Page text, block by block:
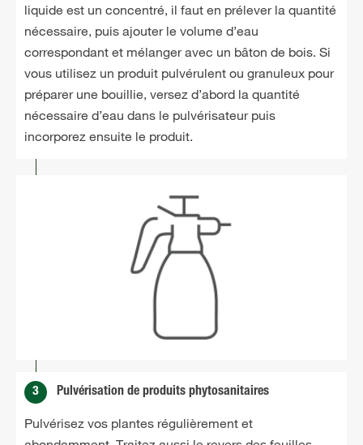
liquide est un concentré, il faut en prélever la quantité
nécessaire, puis ajouter le volume d’eau
correspondant et mélanger avec un bâton de bois. Si
vous utilisez un produit pulvérulent ou granuleux pour
préparer une bouillie, versez d’abord la quantité
nécessaire d’eau dans le pulvérisateur puis
incorporez ensuite le produit.
3 Pulvérisation de produits phytosanitaires
Pulvérisez vos plantes régulièrement et